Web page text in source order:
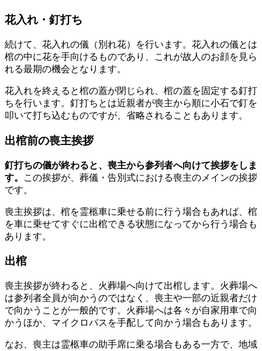
花入れ・釘打ち
続けて、花入れの儀（別れ花）を行います。花入れの儀とは
棺の中に花を手向けるものであり、これが故人のお顔を見ら
れる最期の機会となります。
花入れを終えると棺の蓋が閉じられ、棺の蓋を固定する釘打
ちを行います。釘打ちとは近親者が喪主から順に小石で釘を
叩いて打ち込むものですが、省略されることもあります。
出棺前の喪主挨拶
釘打ちの儀が終わると、喪主から参列者へ向けて挨拶をしま
す。
この挨拶が、葬儀・告別式における喪主のメインの挨拶
です。
喪主挨拶は、棺を霊柩車に乗せる前に行う場合もあれば、棺
を車に乗せてすぐに出棺できる状態になってから行う場合も
あります。
出棺
喪主挨拶が終わると、火葬場へ向けて出棺します。火葬場へ
は参列者全員が向かうのではなく、喪主や一部の近親者だけ
で向かうことが一般的です。火葬場へは各々が自家用車で向
かうほか、マイクロバスを手配して向かう場合もあります。
なお、喪主は霊柩車の助手席に乗る場合もある一方で、地域